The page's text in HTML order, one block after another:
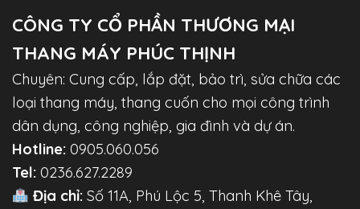
CÔNG TY CỔ PHẦN THƯƠNG MẠI
THANG MÁY PHÚC THỊNH
Chuyên: Cung cấp, lắp đặt, bảo trì, sửa chữa các
loại thang máy, thang cuốn cho mọi công trình
dân dụng, công nghiệp, gia đình và dự án.
Hotline: 0905.060.056
Tel: 0236.627.2289
Địa chỉ: Số 11A, Phú Lộc 5, Thanh Khê Tây,